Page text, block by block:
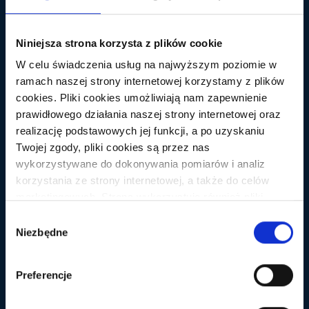
Niniejsza strona korzysta z plików cookie
W celu świadczenia usług na najwyższym poziomie w
ramach naszej strony internetowej korzystamy z plików
cookies. Pliki cookies umożliwiają nam zapewnienie
prawidłowego działania naszej strony internetowej oraz
realizację podstawowych jej funkcji, a po uzyskaniu
Twojej zgody, pliki cookies są przez nas
wykorzystywane do dokonywania pomiarów i analiz
korzystania ze strony internetowej, a także do celów
anonimowe pingi) podmiotów trzecich w celu korzystania
marketingowych. Aby wyrazić zgodę na instalowanie na
Twoim urządzeniu końcowym plików cookies wszystkich
zgody
Niezbędne
Preferencje
NARZĘDZIA SEO
BlackPress.pl – dodawarka do precelków
Zostałem zaproszony do testowania dodawarki do
precli pod adresem www.blackpress.pl. Po udanym
wykreowaniu konta i dodaniu punktów moim oczom
jest to pozytywny plus bo intuicyjnie wiem gdzie co
jest. Na dzień dobry chciałem sobie przygotować kilka